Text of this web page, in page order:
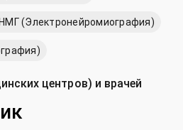
(Электронейромиография)
центров) и врачей